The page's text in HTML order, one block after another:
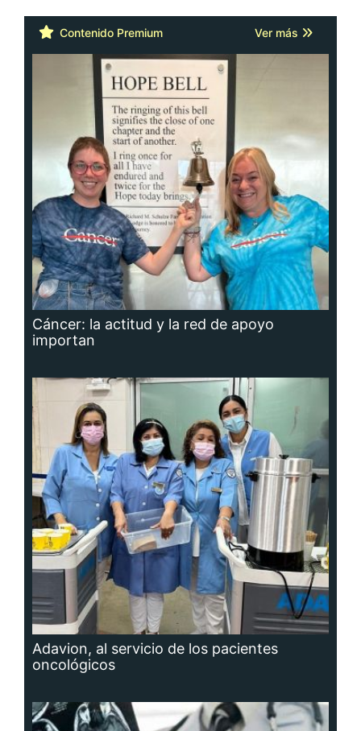
Contenido Premium Ver más
Cáncer: la actitud y la red de apoyo
importan
Adavion, al servicio de los pacientes
oncológicos